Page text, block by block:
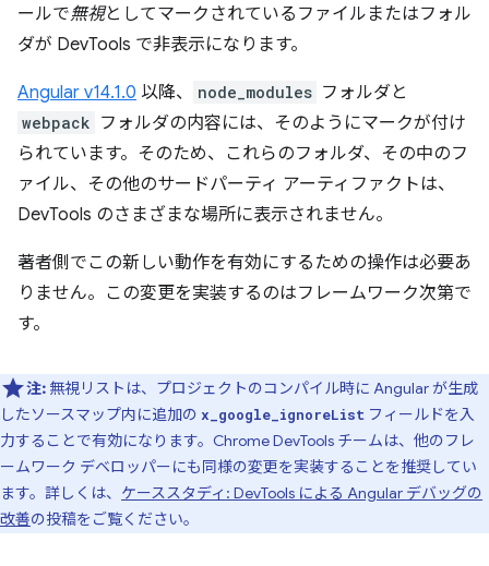
ールで無視としてマークされているファイルまたはフォル
ダが DevTools で非表示になります。
Angular v14.1.0 以降、 node_modules フォルダと
webpack フォルダの内容には、そのようにマークが付け
られています。そのため、これらのフォルダ、その中のフ
ァイル、その他のサードパーティ アーティファクトは、
DevTools のさまざまな場所に表示されません。
著者側でこの新しい動作を有効にするための操作は必要あ
りません。この変更を実装するのはフレームワーク次第で
す。
注: 無視リストは、プロジェクトのコンパイル時に Angular が生成
したソースマップ内に追加の x_google_ignoreList フィールドを入
力することで有効になります。Chrome DevTools チームは、他のフレ
ームワーク デベロッパーにも同様の変更を実装することを推奨してい
ます。詳しくは、 ケーススタディ: DevTools による Angular デバッグの
改善の投稿をご覧ください。